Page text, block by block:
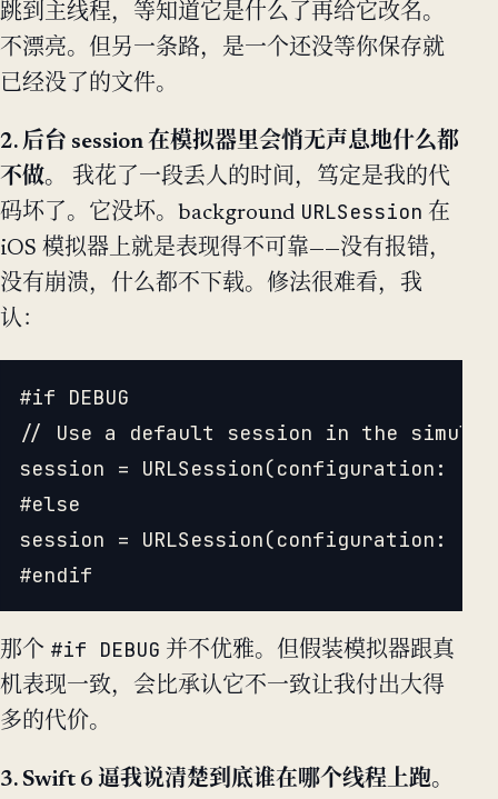
跳到主线程，等知道它是什么了再给它改名。
不漂亮。但另一条路，是一个还没等你保存就
已经没了的文件。
2. 后台 session 在模拟器里会悄无声息地什么都
不做。
我花了一段丢人的时间，笃定是我的代
码坏了。它没坏。background URLSession 在
iOS 模拟器上就是表现得不可靠——没有报错，
没有崩溃，什么都不下载。修法很难看，我
认：
#if DEBUG
// Use a default session in the
session = URLSession(configuration:
#else
session =
那个 #if DEBUG 并不优雅。但假装模拟器跟真
机表现一致，会比承认它不一致让我付出大得
多的代价。
3. Swift 6 逼我说清楚到底谁在哪个线程上跑。